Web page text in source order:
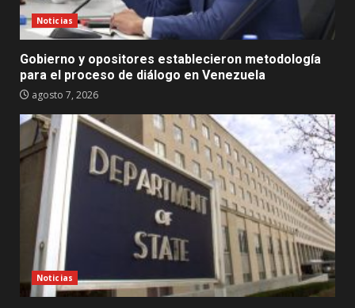
Noticias
Gobierno y opositores establecieron metodología
para el proceso de diálogo en Venezuela
agosto 7, 2026
Noticias